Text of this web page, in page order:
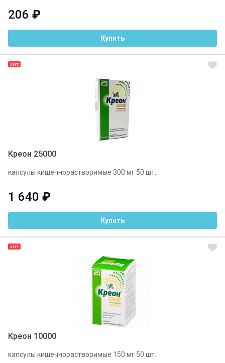
206 ₽
Купить
ХИТ
Креон 25000
капсулы кишечнорастворимые 300 мг 50 шт.
1 640 ₽
Купить
ХИТ
Креон 10000
капсулы кишечнорастворимые 150 мг 50 шт.